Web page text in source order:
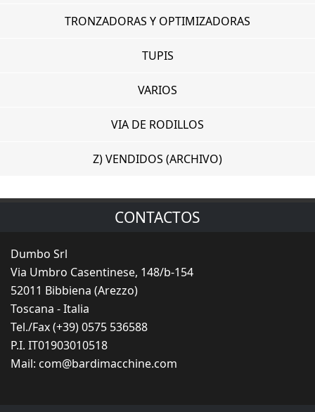
TRONZADORAS Y OPTIMIZADORAS
TUPIS
VARIOS
VIA DE RODILLOS
Z) VENDIDOS (ARCHIVO)
CONTACTOS
Dumbo Srl
Via Umbro Casentinese, 148/b-154
52011 Bibbiena (Arezzo)
Toscana - Italia
Tel./Fax (+39) 0575 536588
P.I. IT01903010518
Mail: com@bardimacchine.com